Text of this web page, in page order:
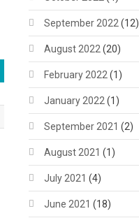
September 2022 (12)
August 2022 (20)
February 2022 (1)
January 2022 (1)
September 2021 (2)
August 2021 (1)
July 2021 (4)
June 2021 (18)